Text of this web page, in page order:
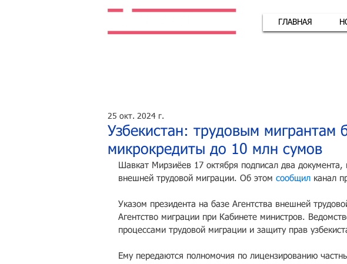
ГЛАВНАЯ
Узбекистан: трудовым мигрантам
микрокредиты до 10 млн сумов
25 окт. 2024 г.
Шавкат Мирзиёев 17 октября подписал два документа,
внешней трудовой миграции. Об этом сообщил канал
Указом президента на базе Агентства внешней
Агентство миграции при Кабинете министров.
процессами трудовой миграции и защиту прав
Ему передаются полномочия по лицензированию